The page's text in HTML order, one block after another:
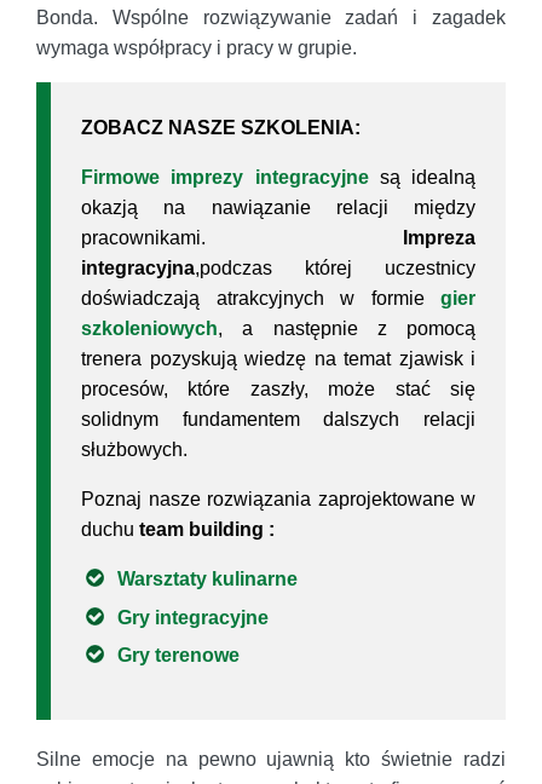
Bonda. Wspólne rozwiązywanie zadań i zagadek
wymaga współpracy i pracy w grupie.
ZOBACZ NASZE SZKOLENIA:
Firmowe imprezy integracyjnesą idealną
okazją na nawiązanie relacji między
pracownikami.
Impreza
integracyjna,podczas której uczestnicy
doświadczają atrakcyjnych w formie gier
szkoleniowych, a następnie z pomocą
trenera pozyskują wiedzę na temat zjawisk i
procesów, które zaszły, może stać się
solidnym fundamentem dalszych relacji
służbowych.
Poznaj nasze rozwiązania zaprojektowane w
duchu team building :
Warsztaty kulinarne
Gry integracyjne
Gry terenowe
Silne emocje na pewno ujawnią kto świetnie radzi